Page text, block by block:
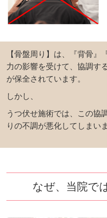
【骨盤周り】は、『背骨』
力の影響を受けて、協調す
が保全されています。
しかし、
うつ伏せ施術では、この協
りの不調が悪化してしまい
なぜ、当院で